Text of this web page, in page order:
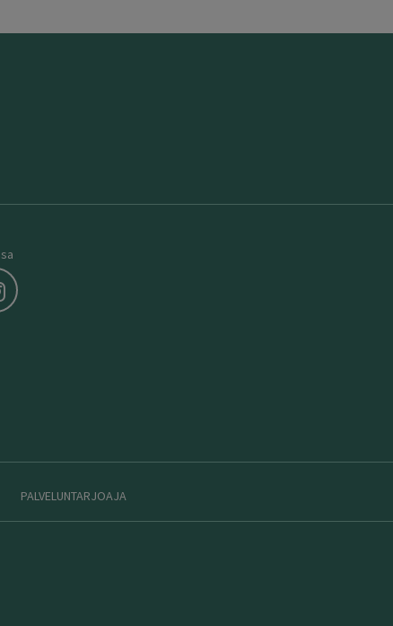
PALVELUNTARJOAJA